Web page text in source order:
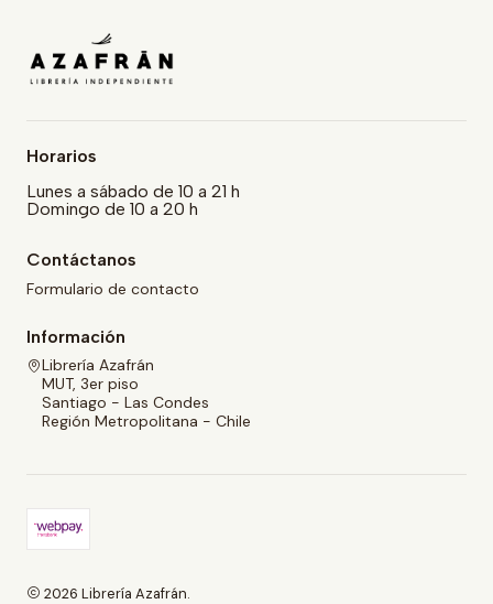
Horarios
Lunes a sábado de 10 a 21 h
Domingo de 10 a 20 h
Contáctanos
Formulario de contacto
Información
Librería Azafrán
MUT, 3er piso
Santiago - Las Condes
Región Metropolitana - Chile
2026 Librería Azafrán.